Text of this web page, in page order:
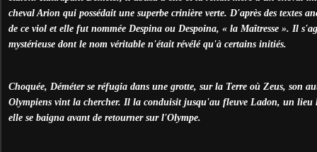
cheval Arion qui possédait une superbe crinière verte. D'après des textes
de ce viol et elle fut nommée Despina ou Despoina, « la Maîtresse ». Il
mystérieuse dont le nom véritable n'était révélé qu'à certains initiés.
Choquée, Déméter se réfugia dans une grotte, sur la Terre où Zeus, son
Olympiens vint la chercher. Il la conduisit jusqu'au fleuve Ladon, un lieu
elle se baigna avant de retourner sur l'Olympe.